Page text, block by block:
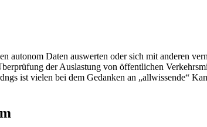
autonom Daten auswerten oder sich mit anderen
der Auslastung von öffentlichen
ist vielen bei dem Gedanken an „allwissende“